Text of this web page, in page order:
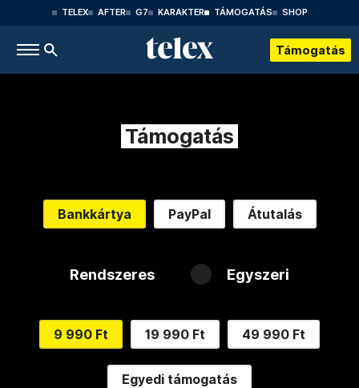
TELEX AFTER G7 KARAKTER TÁMOGATÁS SHOP
Támogatás
Támogatás
Bankkártya PayPal Átutalás
Rendszeres Egyszeri
9 990 Ft 19 990 Ft 49 990 Ft
Egyedi támogatás